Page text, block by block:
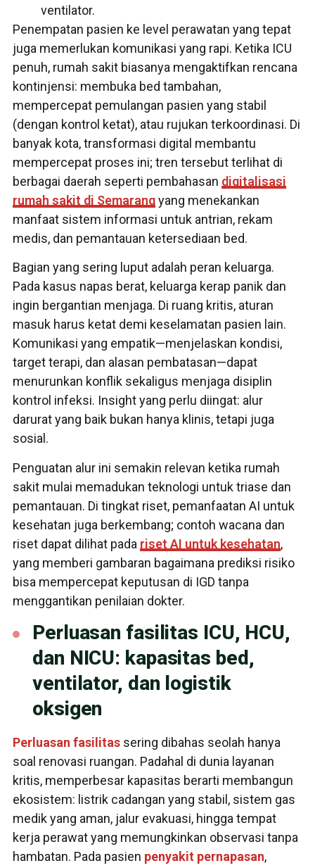
ventilator.
Penempatan pasien ke level perawatan yang tepat
juga memerlukan komunikasi yang rapi. Ketika ICU
penuh, rumah sakit biasanya mengaktifkan rencana
kontinjensi: membuka bed tambahan,
mempercepat pemulangan pasien yang stabil
(dengan kontrol ketat), atau rujukan terkoordinasi. Di
banyak kota, transformasi digital membantu
mempercepat proses ini; tren tersebut terlihat di
berbagai daerah seperti pembahasan digitalisasi
rumah sakit di Semarangyang menekankan
manfaat sistem informasi untuk antrian, rekam
medis, dan pemantauan ketersediaan bed.
Bagian yang sering luput adalah peran keluarga.
Pada kasus napas berat, keluarga kerap panik dan
ingin bergantian menjaga. Di ruang kritis, aturan
masuk harus ketat demi keselamatan pasien lain.
Komunikasi yang empatik—menjelaskan kondisi,
target terapi, dan alasan pembatasan—dapat
menurunkan konflik sekaligus menjaga disiplin
kontrol infeksi. Insight yang perlu diingat: alur
darurat yang baik bukan hanya klinis, tetapi juga
sosial.
Penguatan alur ini semakin relevan ketika rumah
sakit mulai memadukan teknologi untuk triase dan
pemantauan. Di tingkat riset, pemanfaatan AI untuk
kesehatan juga berkembang; contoh wacana dan
riset dapat dilihat pada riset AI untuk kesehatan,
yang memberi gambaran bagaimana prediksi risiko
bisa mempercepat keputusan di IGD tanpa
menggantikan penilaian dokter.
Perluasan fasilitas ICU, HCU,
dan NICU: kapasitas bed,
ventilator, dan logistik
oksigen
Perluasan fasilitas sering dibahas seolah hanya
soal renovasi ruangan. Padahal di dunia layanan
kritis, memperbesar kapasitas berarti membangun
ekosistem: listrik cadangan yang stabil, sistem gas
medik yang aman, jalur evakuasi, hingga tempat
kerja perawat yang memungkinkan observasi tanpa
hambatan. Pada pasien penyakit pernapasan,